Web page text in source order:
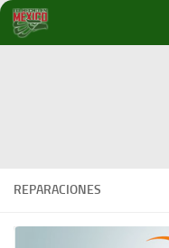
Debajo del contenido
REPARACIONES